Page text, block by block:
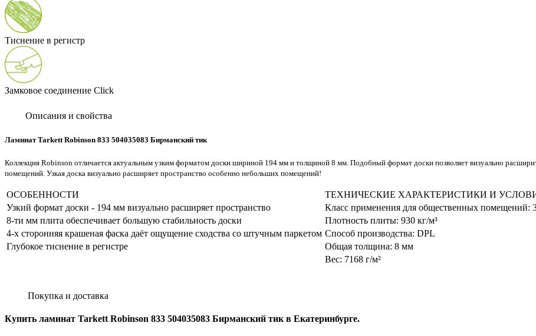
Тиснение в регистр
Замковое соединение Click
Описания и свойства
Ламинат Tarkett Robinson 833 504035083 Бирманский тик
Коллекция Robinson отличается актуальным узким форматом доски шириной 194 мм и толщиной 8 мм. Подобный формат доски позволяет визуально
помещений. Узкая доска визуально расширяет пространство особенно небольших помещений!
ОСОБЕННОСТИ
ТЕХНИЧЕСКИЕ ХАРАКТЕРИСТИКИ И
Узкий формат доски - 194 мм визуально расширяет пространство
Класс применения для общественных помещений:
8-ти мм плита обеспечивает большую стабильность доски
Плотность плиты: 930 кг/м³
4-х сторонняя крашеная фаска даёт ощущение сходства со штучным паркетом Способ производства: DPL
Глубокое тиснение в регистре
Общая толщина: 8 мм
Вес: 7168 г/м²
Покупка и доставка
Купить ламинат Tarkett Robinson 833 504035083 Бирманский тик в Екатеринбурге.